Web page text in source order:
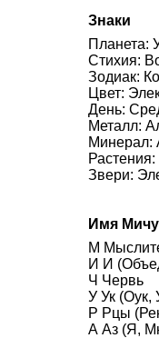
Знаки
Планета:
Стихия:
Зодиак:
Цвет:
День:
Металл:
Минерал:
Звери:
Имя
М
И И
Ч Червь
У Ук (Оук,
Р Рцы
А Аз (Я,